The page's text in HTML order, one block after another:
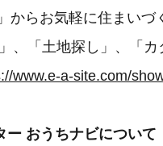
からお気軽に住まいづ
、「土地探し」、「カ
www.e-a-site.com/
ー おうちナビについて